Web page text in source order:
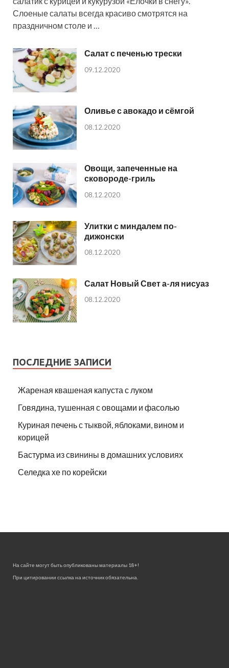
Слоеные салаты всегда красиво смотрятся на
праздничном столе и …
Салат с печенью трески
09.12.2020
Оливье с авокадо и сёмгой
08.12.2020
Овощи, запеченные на
сковороде-гриль
08.12.2020
Улитки с миндалем по-
дижонски
08.12.2020
Салат Новый Свет а-ля нисуаз
08.12.2020
ПОСЛЕДНИЕ ЗАПИСИ
Жареная квашеная капуста с луком
Говядина, тушенная с овощами и фасолью
Куриная печень с тыквой, яблоками, вином и
корицей
Бастурма из свинины в домашних условиях
Селедка хе по корейски
На сайте могут быть опубликованы материалы 18+!
При цитировании ссылка на источник обязательна.